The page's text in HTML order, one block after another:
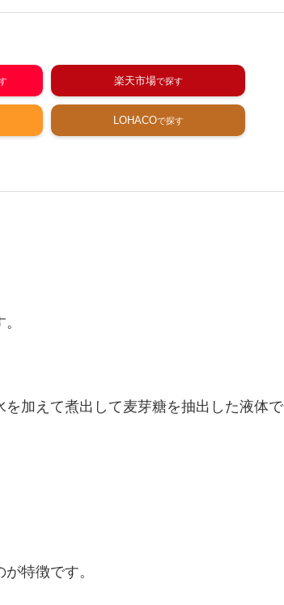
楽天市場
LOHACO
加えて煮出して麦芽糖を抽出した液体で
特徴です。